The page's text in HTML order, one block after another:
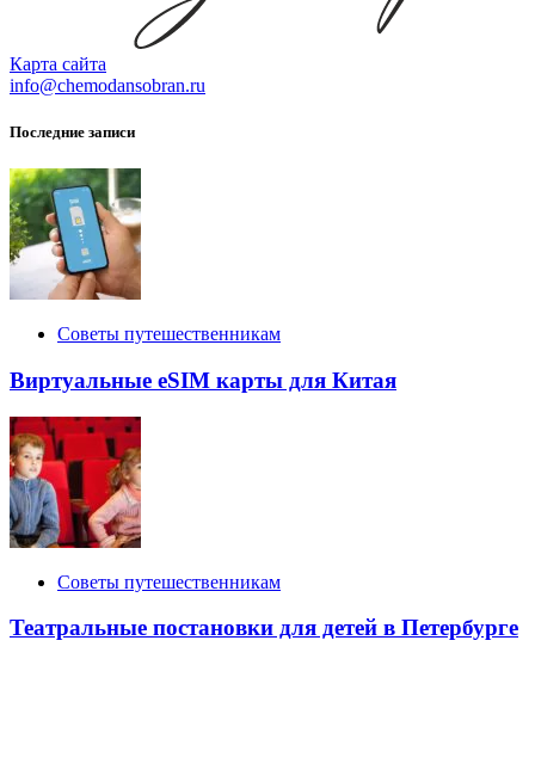
Карта сайта
info@chemodansobran.ru
Последние записи
Советы путешественникам
Виртуальные eSIM карты для Китая
Советы путешественникам
Театральные постановки для детей в Петербурге